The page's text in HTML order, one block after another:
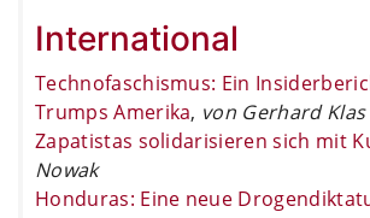
International
Technofaschismus: Ein
Trumps Amerika, von Gerhard Klas
Zapatistas solidarisieren sich mit
Nowak
Honduras: Eine neue